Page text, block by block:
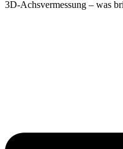
3D-Achsvermessung – was